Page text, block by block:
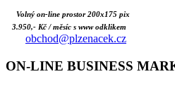
Volný on-line prostor 200x175 pix
3.950,- Kč / měsíc s www odklikem
obchod@plzenacek.cz
ON-LINE BUSINESS